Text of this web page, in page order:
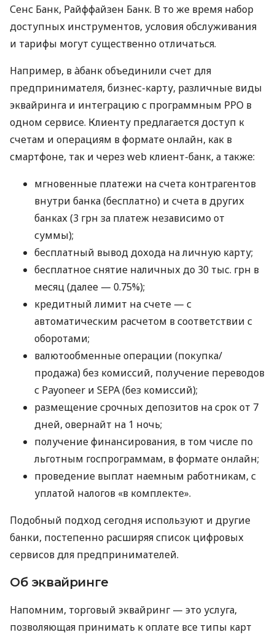
Сенс Банк, Райффайзен Банк. В то же время набор
доступных инструментов, условия обслуживания
и тарифы могут существенно отличаться.
Например, в àбанк объединили счет для
предпринимателя, бизнес-карту, различные виды
эквайринга и интеграцию с программным РРО в
одном сервисе. Клиенту предлагается доступ к
счетам и операциям в формате онлайн, как в
смартфоне, так и через web клиент-банк, а также:
мгновенные платежи на счета контрагентов
внутри банка (бесплатно) и счета в других
банках (3 грн за платеж независимо от
суммы);
бесплатный вывод дохода на личную карту;
бесплатное снятие наличных до 30 тыс. грн в
месяц (далее — 0.75%);
кредитный лимит на счете — с
автоматическим расчетом в соответствии с
оборотами;
валютообменные операции (покупка/
продажа) без комиссий, получение переводов
с Payoneer и SEPA (без комиссий);
размещение срочных депозитов на срок от 7
дней, овернайт на 1 ночь;
получение финансирования, в том числе по
льготным госпрограммам, в формате онлайн;
проведение выплат наемным работникам, с
уплатой налогов «в комплекте».
Подобный подход сегодня используют и другие
банки, постепенно расширяя список цифровых
сервисов для предпринимателей.
Об эквайринге
Напомним, торговый эквайринг — это услуга,
позволяющая принимать к оплате все типы карт